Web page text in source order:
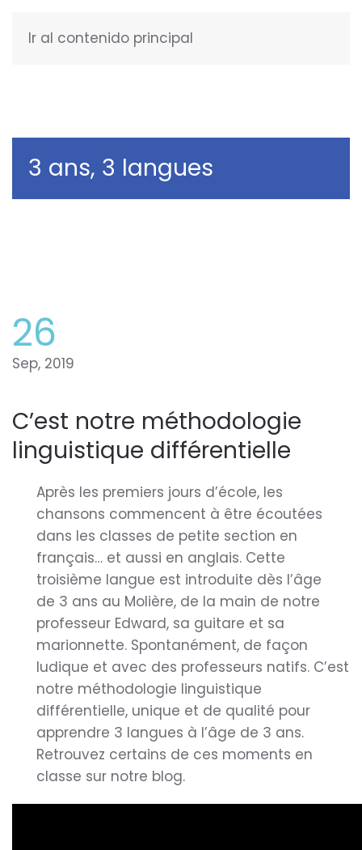
Ir al contenido principal
3 ans, 3 langues
26
Sep, 2019
C’est notre méthodologie
linguistique différentielle
Après les premiers jours d’école, les
chansons commencent à être écoutées
dans les classes de petite section en
français… et aussi en anglais. Cette
troisième langue est introduite dès l’âge
de 3 ans au Molière, de la main de notre
professeur Edward, sa guitare et sa
marionnette. Spontanément, de façon
ludique et avec des professeurs natifs. C’est
notre méthodologie linguistique
différentielle, unique et de qualité pour
apprendre 3 langues à l’âge de 3 ans.
Retrouvez certains de ces moments en
classe sur notre blog.